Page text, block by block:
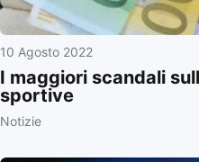
10 Agosto 2022
I maggiori scandali
sportive
Notizie